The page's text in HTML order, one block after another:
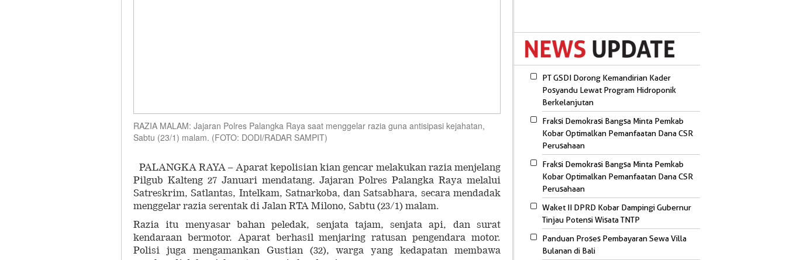
RAZIA MALAM: Jajaran Polres Palangka Raya saat menggelar razia guna antisipasi kejahatan,
Sabtu (23/1) malam. (FOTO: DODI/RADAR SAMPIT)
PALANGKA RAYA – Aparat kepolisian kian gencar melakukan razia menjelang
Pilgub Kalteng 27 Januari mendatang. Jajaran Polres Palangka Raya melalui
Satreskrim, Satlantas, Intelkam, Satnarkoba, dan Satsabhara, secara mendadak
menggelar razia serentak di Jalan RTA Milono, Sabtu (23/1) malam.
Razia itu menyasar bahan peledak, senjata tajam, senjata api, dan surat
kendaraan bermotor. Aparat berhasil menjaring ratusan pengendara motor.
Polisi juga mengamankan Gustian (32), warga yang kedapatan membawa
PT GSDI Dorong Kemandirian Kader
Posyandu Lewat Program Hidroponik
Berkelanjutan
Fraksi Demokrasi Bangsa Minta Pemkab
Kobar Optimalkan Pemanfaatan Dana CSR
Perusahaan
Fraksi Demokrasi Bangsa Minta Pemkab
Kobar Optimalkan Pemanfaatan Dana CSR
Perusahaan
Waket II DPRD Kobar Dampingi Gubernur
Tinjau Potensi Wisata TNTP
Panduan Proses Pembayaran Sewa Villa
Bulanan di Bali